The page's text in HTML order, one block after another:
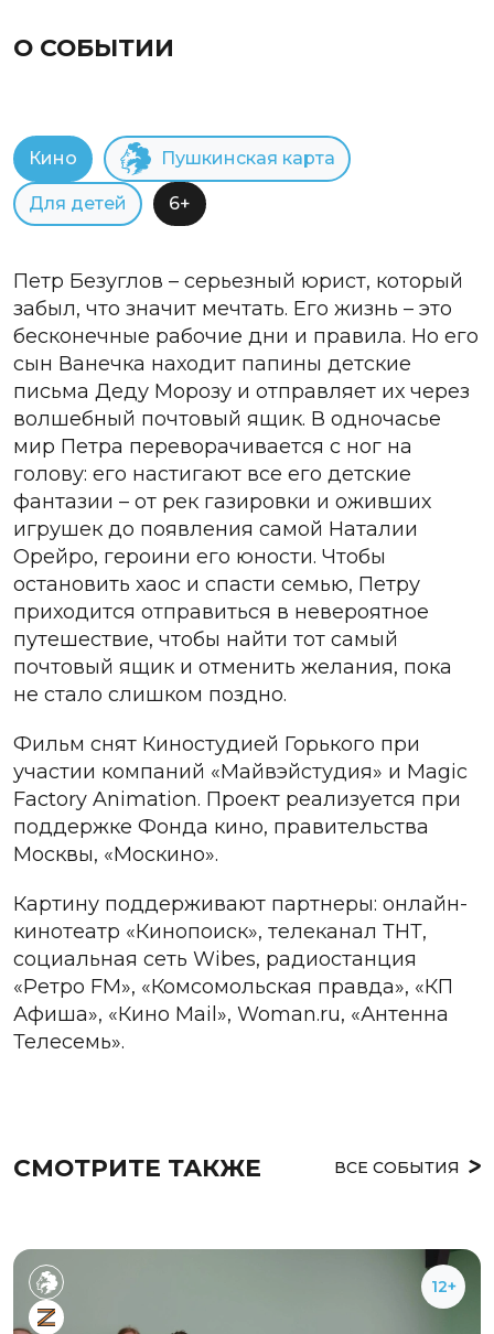
О СОБЫТИИ
Кино Пушкинская карта
Для детей 6+
Петр Безуглов – серьезный юрист, который
забыл, что значит мечтать. Его жизнь – это
бесконечные рабочие дни и правила. Но его
сын Ванечка находит папины детские
письма Деду Морозу и отправляет их через
волшебный почтовый ящик. В одночасье
мир Петра переворачивается с ног на
голову: его настигают все его детские
фантазии – от рек газировки и оживших
игрушек до появления самой Наталии
Орейро, героини его юности. Чтобы
остановить хаос и спасти семью, Петру
приходится отправиться в невероятное
путешествие, чтобы найти тот самый
почтовый ящик и отменить желания, пока
не стало слишком поздно.
Фильм снят Киностудией Горького при
участии компаний «Майвэйстудия» и Magic
Factory Animation. Проект реализуется при
поддержке Фонда кино, правительства
Москвы, «Москино».
Картину поддерживают партнеры: онлайн-
кинотеатр «Кинопоиск», телеканал ТНТ,
социальная сеть Wibes, радиостанция
«Ретро FM», «Комсомольская правда», «КП
Афиша», «Кино Mail», Woman.ru, «Антенна
Телесемь».
СМОТРИТЕ ТАКЖЕ ВСЕ СОБЫТИЯ
12+